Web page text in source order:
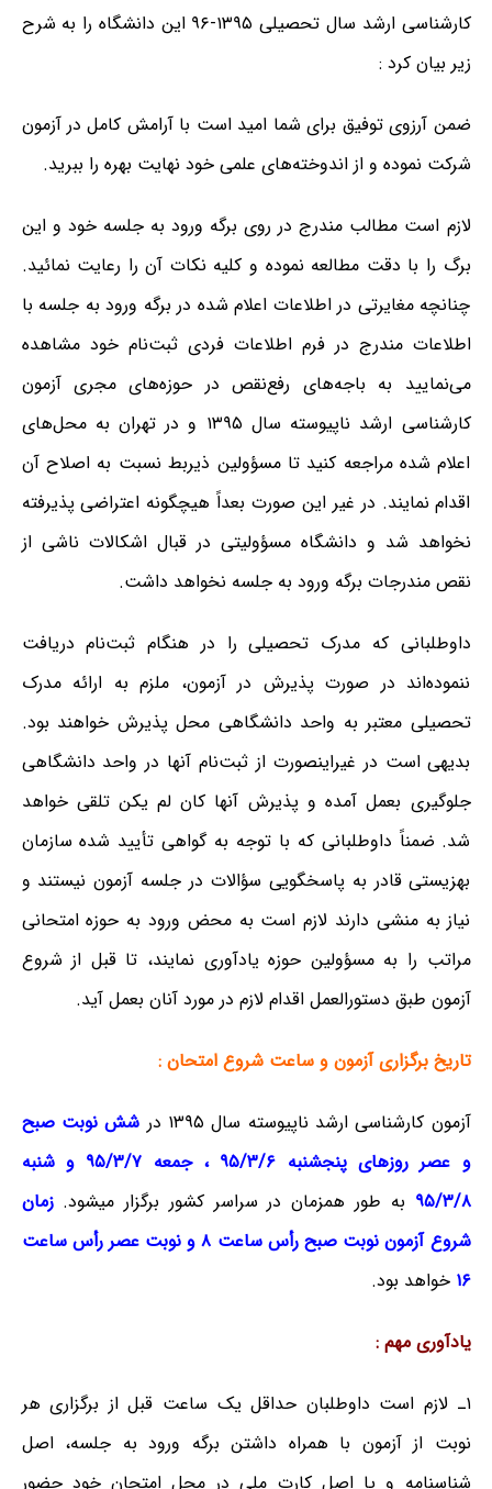
کارشناسی ارشد سال تحصیلی ۱۳۹۵-۹۶ این دانشگاه را به شرح
زیر بیان کرد :
ضمن آرزوی توفیق برای شما امید است با آرامش کامل در آزمون
شرکت نموده و از اندوخته‌های علمی خود نهایت بهره را ببرید.
لازم است مطالب مندرج در روی برگه ورود به جلسه خود و این
برگ را با دقت مطالعه نموده و کلیه نکات آن را رعایت نمائید.
چنانچه مغایرتی در اطلاعات اعلام شده در برگه ورود به جلسه با
اطلاعات مندرج در فرم اطلاعات فردی ثبت‌نام خود مشاهده
می‌نمایید به باجه‌های رفع‌نقص در حوزه‌های مجری آزمون
کارشناسی ارشد ناپیوسته سال ۱۳۹۵ و در تهران به محل‌های
اعلام شده مراجعه کنید تا مسؤولین ذیربط نسبت به اصلاح آن
اقدام نمایند. در غیر این صورت بعداً هیچگونه اعتراضی پذیرفته
نخواهد شد و دانشگاه مسؤولیتی در قبال اشکالات ناشی از
نقص مندرجات برگه ورود به جلسه نخواهد داشت.
داوطلبانی که مدرک تحصیلی را در هنگام ثبت‌نام دریافت
ننموده‌اند در صورت پذیرش در آزمون، ملزم به ارائه مدرک
تحصیلی معتبر به واحد دانشگاهی محل پذیرش خواهند بود.
بدیهی است در غیراینصورت از ثبت‌نام آنها در واحد دانشگاهی
جلوگیری بعمل آمده و پذیرش آنها کان‌ لم ‌یکن تلقی خواهد
شد. ضمناً داوطلبانی که با توجه به گواهی تأیید شده سازمان
بهزیستی قادر به پاسخگویی سؤالات در جلسه آزمون نیستند و
نیاز به منشی دارند لازم است به محض ورود به حوزه امتحانی
مراتب را به مسؤولین حوزه یادآوری نمایند، تا قبل از شروع
آزمون طبق دستورالعمل اقدام لازم در مورد آنان بعمل آید.
تاریخ برگزاری آزمون و ساعت شروع امتحان :
آزمون کارشناسی ارشد ناپیوسته سال ۱۳۹۵ در
شش نوبت صبح
و عصر روز‌های پنجشنبه ۹۵/۳/۶ ، جمعه ۹۵/۳/۷ و شنبه
۹۵/۳/۸ به طور همزمان در سراسر کشور برگزار میشود.زمان
شروع آزمون نوبت صبح رأس ساعت ۸ و نوبت عصر رأس ساعت
۱۶ خواهد بود.
یادآوری مهم :
۱ـ لازم است داوطلبان حداقل یک ساعت قبل از برگزاری هر
نوبت از آزمون با همراه داشتن برگه ورود به جلسه، اصل
شناسنامه و یا اصل کارت ملی در محل‌ امتحان خود حضور